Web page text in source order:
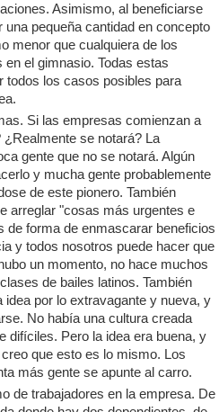
Asimismo, al beneficiarse
pequeña cantidad en concepto
menor que cualquiera de los
el gimnasio. Todas estas
todos los casos posibles para
Si las empresas comienzan a
se notará? La
gente que no se notará. Algún
y mucha gente probablemente
de este pionero. También
arreglar "cosas más urgentes e
de forma de enmascarar beneficios
y todos nosotros puede hacer que
un momento, no hace muchos
de bailes latinos. También
por lo extravagante y nueva, y
No había una cultura creada
difíciles. Pero la idea era buena, y
que esto es lo mismo. Los
más gente se apunte al carro.
de trabajadores en la empresa. De